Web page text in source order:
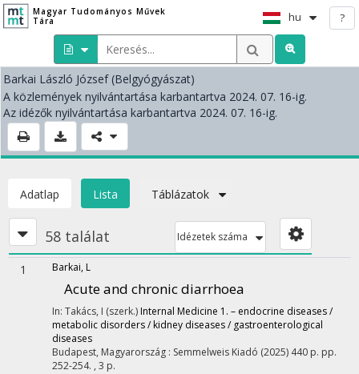
Magyar Tudományos Művek
Tára
hu ?
Barkai László József (Belgyógyászat)
A közlemények nyilvántartása karbantartva 2024. 07. 16-ig.
Az idézők nyilvántartása karbantartva 2024. 07. 16-ig.
Adatlap Lista Táblázatok
58 találat Idézetek száma
1 Barkai, L
Acute and chronic diarrhoea
In: Takács, I (szerk.) Internal Medicine 1. – endocrine diseases /
metabolic disorders / kidney diseases / gastroenterological
diseases
Budapest, Magyarország : Semmelweis Kiadó (2025) 440 p. pp.
252-254. , 3 p.